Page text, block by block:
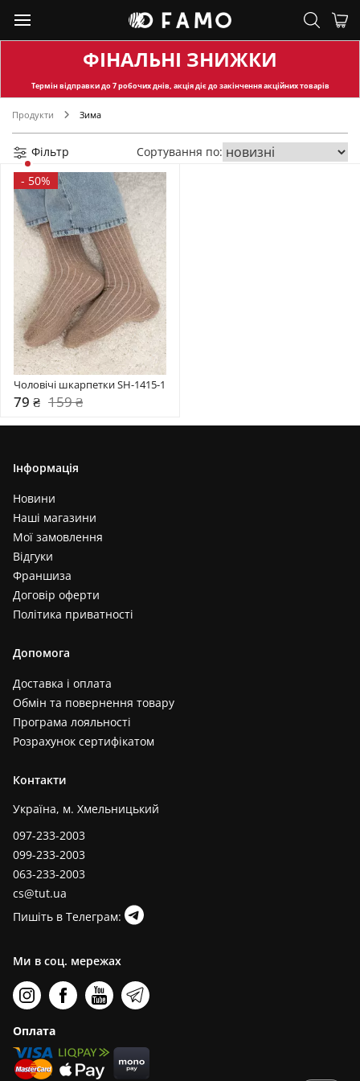
ФІНАЛЬНІ ЗНИЖКИ
Термін відправкидо 7 робочих днів, акція діє до закінчення акційних товарів
Продукти Зима
Фільтр
Сортування по:
- 50%
Чоловічі шкарпетки SH-1415-1
79 ₴ 159 ₴
Інформація
Новини
Наші магазини
Мої замовлення
Відгуки
Франшиза
Договір оферти
Політика приватності
Допомога
Доставка і оплата
Обмін та повернення товару
Програма лояльності
Розрахунок сертифікатом
Контакти
Україна, м. Хмельницький
097-233-2003
099-233-2003
063-233-2003
cs@tut.ua
Пишіть в Телеграм:
Ми в соц. мережах
Оплата